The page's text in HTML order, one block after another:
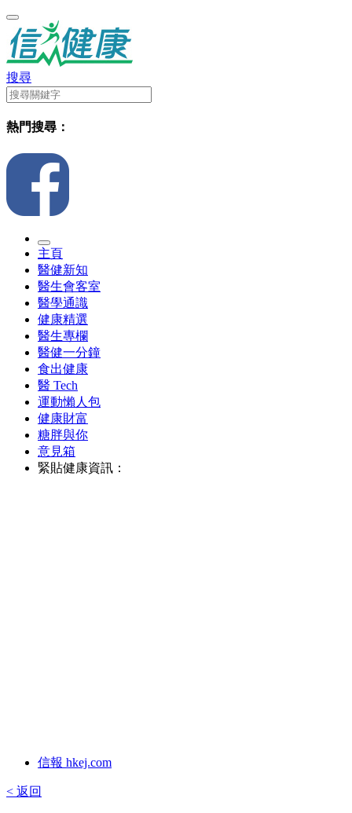
搜尋
熱門搜尋：
主頁
醫健新知
醫生會客室
醫學通識
健康精選
醫生專欄
醫健一分鐘
食出健康
醫 Tech
運動懶人包
健康財富
糖胖與你
意見箱
緊貼健康資訊：
信報 hkej.com
< 返回